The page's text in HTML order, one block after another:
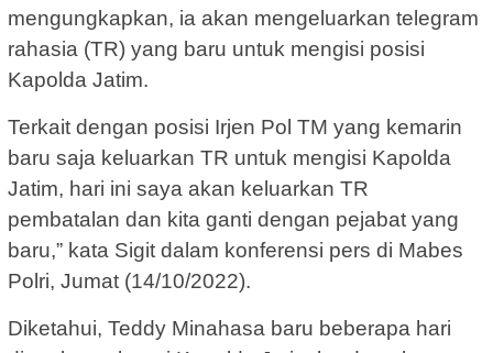
mengungkapkan, ia akan mengeluarkan telegram
rahasia (TR) yang baru untuk mengisi posisi
Kapolda Jatim.
Terkait dengan posisi Irjen Pol TM yang kemarin
baru saja keluarkan TR untuk mengisi Kapolda
Jatim, hari ini saya akan keluarkan TR
pembatalan dan kita ganti dengan pejabat yang
baru,” kata Sigit dalam konferensi pers di Mabes
Polri, Jumat (14/10/2022).
Diketahui, Teddy Minahasa baru beberapa hari